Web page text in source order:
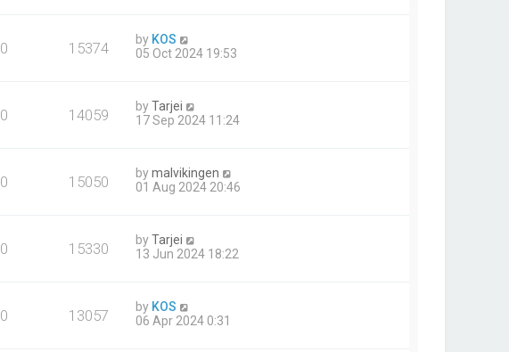
0 15374 by KOS
05 Oct 2024 19:53
0 14059 byTarjei
17 Sep 2024 11:24
0 15050 bymalvikingen
01 Aug 2024 20:46
0 15330 byTarjei
13 Jun 2024 18:22
0 13057 by KOS
06 Apr 2024 0:31